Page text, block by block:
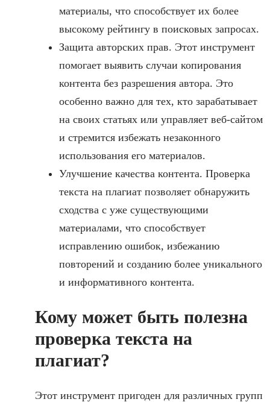
материалы, что способствует их более
высокому рейтингу в поисковых запросах.
Защита авторских прав. Этот инструмент
помогает выявить случаи копирования
контента без разрешения автора. Это
особенно важно для тех, кто зарабатывает
на своих статьях или управляет веб-сайтом
и стремится избежать незаконного
использования его материалов.
Улучшение качества контента. Проверка
текста на плагиат позволяет обнаружить
сходства с уже существующими
материалами, что способствует
исправлению ошибок, избежанию
повторений и созданию более уникального
и информативного контента.
Кому может быть полезна
проверка текста на
плагиат?
Этот инструмент пригоден для различных групп